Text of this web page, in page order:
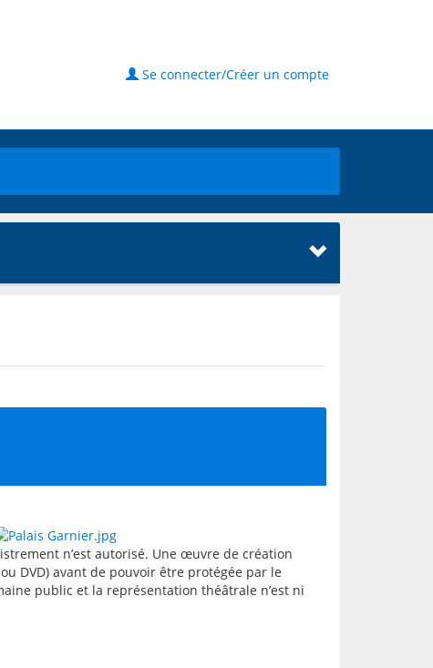
Se connecter/Créer un compte
n’est autorisé. Une œuvre de création
DVD) avant de pouvoir être protégée par le
public et la représentation théâtrale n’est ni